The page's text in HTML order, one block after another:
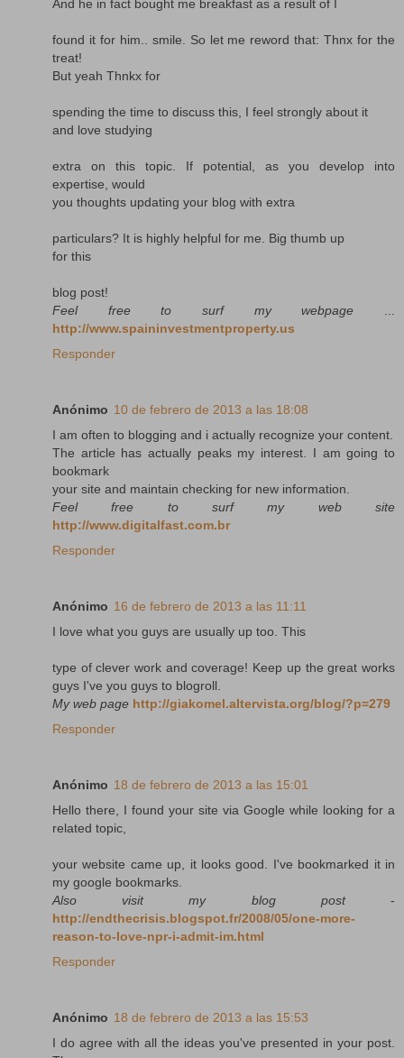
And he in fact bought me breakfast as a result of I
found it for him.. smile. So let me reword that: Thnx for the
treat!
But yeah Thnkx for
spending the time to discuss this, I feel strongly about it
and love studying
extra on this topic. If potential, as you develop into
expertise, would
you thoughts updating your blog with extra
particulars? It is highly helpful for me. Big thumb up
for this
blog post!
Feel free to surf my webpage ...
http://www.spaininvestmentproperty.us
Responder
Anónimo 10 de febrero de 2013 a las 18:08
I am often to blogging and i actually recognize your content.
The article has actually peaks my interest. I am going to
bookmark
your site and maintain checking for new information.
Feel free to surf my web site
http://www.digitalfast.com.br
Responder
Anónimo 16 de febrero de 2013 a las 11:11
I love what you guys are usually up too. This
type of clever work and coverage! Keep up the great works
guys I've you guys to blogroll.
My web page http://giakomel.altervista.org/blog/?p=279
Responder
Anónimo 18 de febrero de 2013 a las 15:01
Hello there, I found your site via Google while looking for a
related topic,
your website came up, it looks good. I've bookmarked it in
my google bookmarks.
Also visit my blog post-
http://endthecrisis.blogspot.fr/2008/05/one-more-
reason-to-love-npr-i-admit-im.html
Responder
Anónimo 18 de febrero de 2013 a las 15:53
I do agree with all the ideas you've presented in your post.